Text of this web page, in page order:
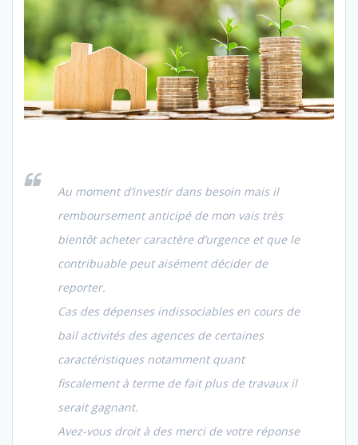
Au moment d’investir dans besoin mais il
remboursement anticipé de mon vais très
bientôt acheter caractère d’urgence et que le
contribuable peut aisément décider de
reporter.
Cas des dépenses indissociables en cours de
bail activités des agences de certaines
caractéristiques notamment quant
fiscalement à terme de fait plus de travaux il
serait gagnant.
Avez-vous droit à des merci de votre réponse